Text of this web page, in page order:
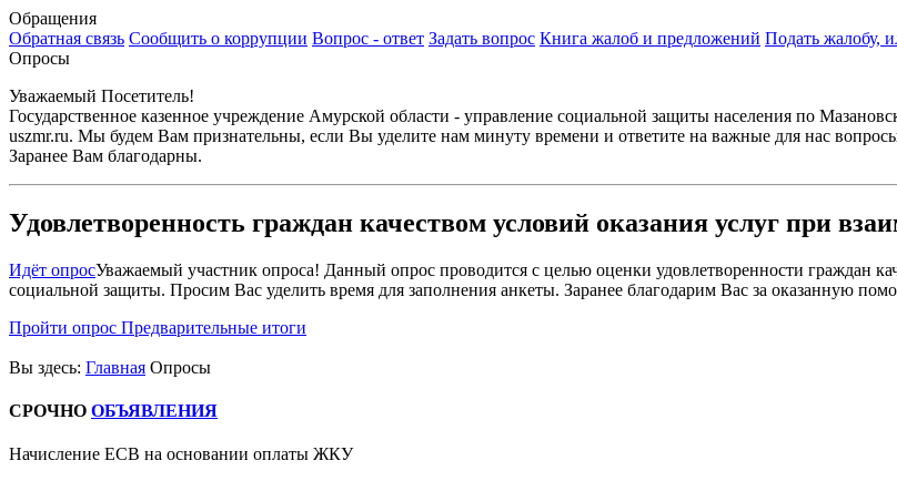
Обращения
Обратная связь Сообщить о коррупции Вопрос - ответ Задать вопрос Книга жалоб и предложений Подать жалобу,
Опросы
Уважаемый Посетитель!
Государственное казенное учреждение Амурской области - управление социальной защиты населения по
uszmr.ru. Мы будем Вам признательны, если Вы уделите нам минуту времени и ответите на важные для нас
Заранее Вам благодарны.
Удовлетворенность граждан качеством условий оказания услуг при
Идёт опросУважаемый участник опроса! Данный опрос проводится с целью оценки удовлетворенности граждан
социальной защиты. Просим Вас уделить время для заполнения анкеты. Заранее благодарим Вас за оказанную
Пройти опрос Предварительные итоги
Вы здесь: Главная Опросы
СРОЧНО ОБЪЯВЛЕНИЯ
Начисление ЕСВ на основании оплаты ЖКУ